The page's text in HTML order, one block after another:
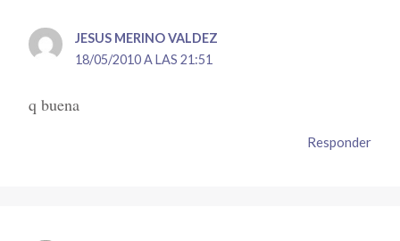
JESUS MERINO VALDEZ
18/05/2010 A LAS 21:51
q buena
Responder